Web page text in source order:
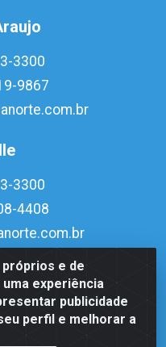
e de
experiência
publicidade
perfil e melhorar a
3300
9867
3300
4408
Mário Câmara, 1815 -
59054-600 - CNPJ
51